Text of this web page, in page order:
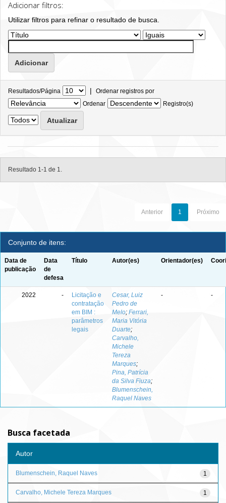
Adicionar filtros:
Utilizar filtros para refinar o resultado de busca.
Resultados/Página | Ordenar registros por
Ordenar
Registro(s)
Resultado 1-1 de 1.
Anterior 1 Próximo
Conjunto de itens:
Data de
publicação
Data
de
defesa
Título Autor(es) Orientador(es)
2022 -
Licitação e
contratação
em BIM :
parâmetros
legais
Cesar, Luiz
Pedro de
Melo; Ferrari,
Maria Vitória
Duarte;
Carvalho,
Michele
Tereza
Marques;
Pina, Patrícia
da Silva Fiuza;
Blumenschein,
Raquel Naves
- -
Busca facetada
Autor
1
Blumenschein, Raquel Naves
1
Carvalho, Michele Tereza Marques